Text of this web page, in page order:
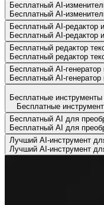
Бесплатный AI-
Бесплатный AI-
Бесплатный AI-редактор
Бесплатный AI-редактор
Бесплатный редактор
Бесплатный редактор
Бесплатный AI-
Бесплатный AI-
Бесплатные
Бесплатные
Бесплатный AI для
Бесплатный AI для
Лучший AI-инструмент
Лучший AI-инструмент